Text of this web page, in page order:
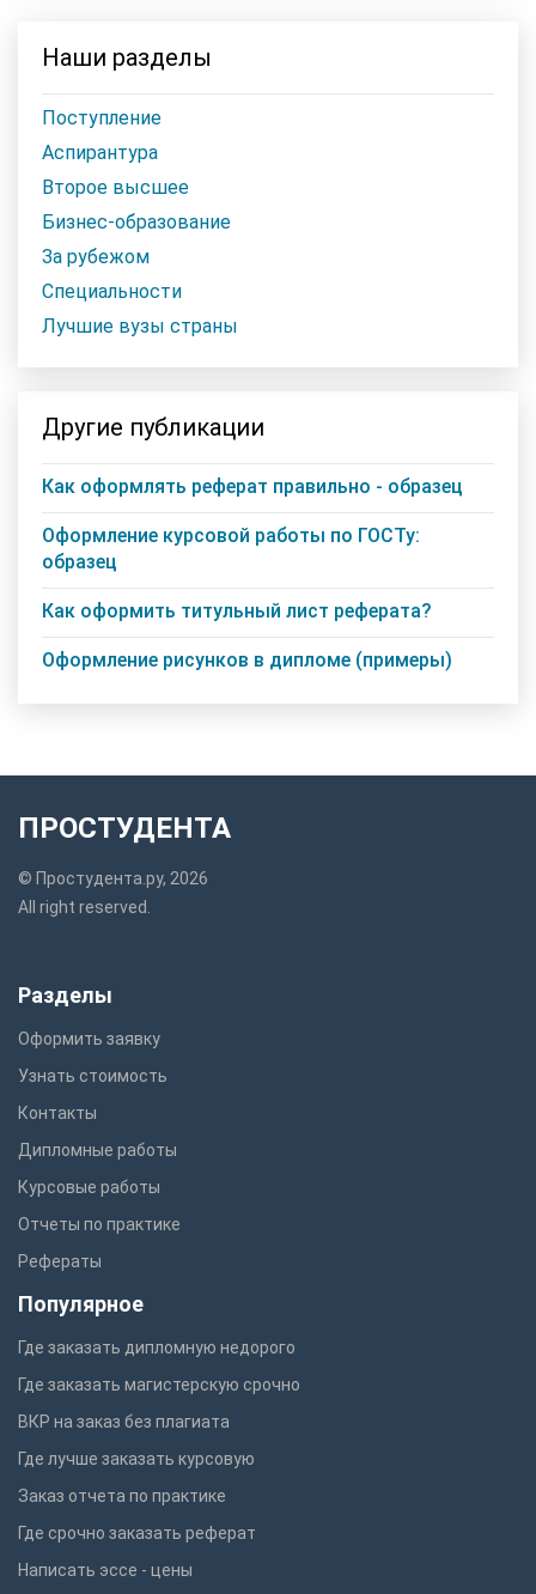
Наши разделы
Поступление
Аспирантура
Второе высшее
Бизнес-образование
За рубежом
Специальности
Лучшие вузы страны
Другие публикации
Как оформлять реферат правильно - образец
Оформление курсовой работы по ГОСТу:
образец
Как оформить титульный лист реферата?
Оформление рисунков в дипломе (примеры)
ПРОСТУДЕНТА
© Простудента.ру, 2026
All right reserved.
Разделы
Оформить заявку
Узнать стоимость
Контакты
Дипломные работы
Курсовые работы
Отчеты по практике
Рефераты
Популярное
Где заказать дипломную недорого
Где заказать магистерскую срочно
ВКР на заказ без плагиата
Где лучше заказать курсовую
Заказ отчета по практике
Где срочно заказать реферат
Написать эссе - цены